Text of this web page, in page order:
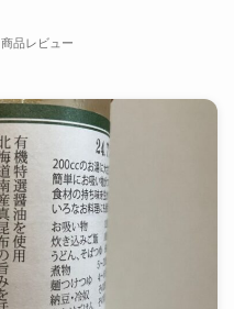
商品レビュー